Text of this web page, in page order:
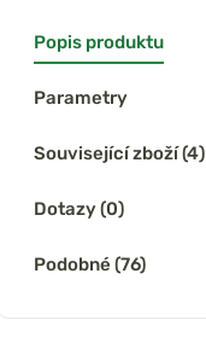
Popis produktu
Parametry
Související zboží (4)
Dotazy (0)
Podobné (76)